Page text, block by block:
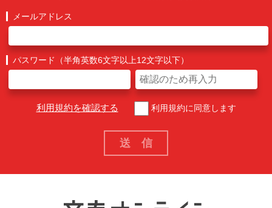
メールアドレス
パスワード（半角英数6文字以上12文字以下）
利用規約を確認する 利用規約に同意します